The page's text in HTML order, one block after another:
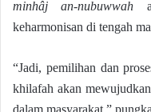
minhâj an-nubuwwah
keharmonisan di tengah
“Jadi, pemilihan dan
khilafah akan
dalam masyarakat,”